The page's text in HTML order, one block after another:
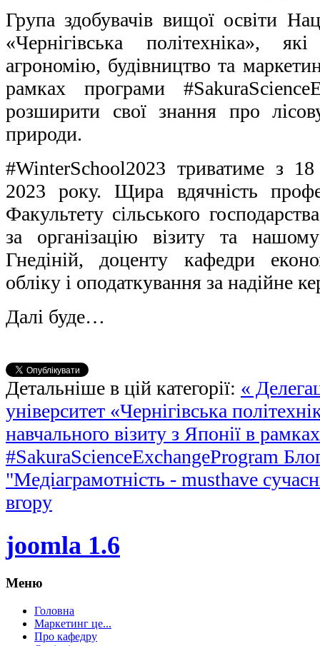
Група здобувачів вищої освіти
«Чернігівська політехніка»,
агрономію, будівництво та
рамках програми
розширити свої знання про
природи.
#WinterSchool2023 триватиме з
2023 року. Щира вдячність
Факультету сільського
за організацію візиту та
Гнедіній, доценту кафедри
обліку і оподаткування за надійне
Далі буде…
Детальніше в цій категорії: «
університет «Чернігівська
навчального візиту з Японії в рамках
#SakuraScienceExchangeProgram
"Медіаграмотність - musthave
вгору
joomla 1.6
Меню
Головна
Маркетинг це...
Про кафедру